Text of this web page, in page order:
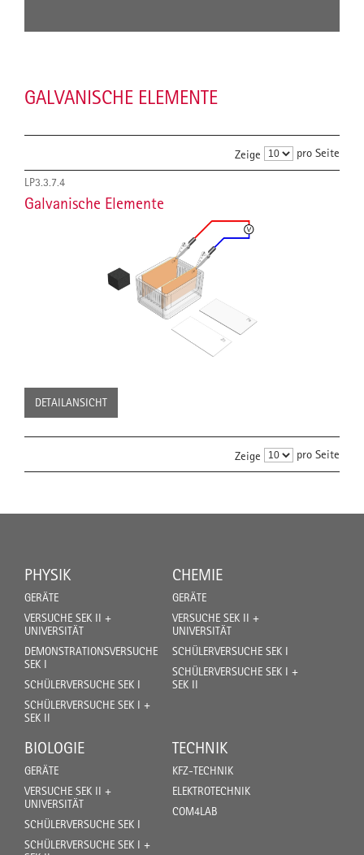
GALVANISCHE ELEMENTE
Zeige pro Seite
LP3.3.7.4
Galvanische Elemente
DETAILANSICHT
Zeige pro Seite
PHYSIK
GERÄTE
VERSUCHE SEK II +
UNIVERSITÄT
DEMONSTRATIONSVERSUCHE
SEK I
SCHÜLERVERSUCHE SEK I
SCHÜLERVERSUCHE SEK I +
SEK II
CHEMIE
GERÄTE
VERSUCHE SEK II +
UNIVERSITÄT
SCHÜLERVERSUCHE SEK I
SCHÜLERVERSUCHE SEK I +
SEK II
BIOLOGIE
GERÄTE
VERSUCHE SEK II +
UNIVERSITÄT
SCHÜLERVERSUCHE SEK I
SCHÜLERVERSUCHE SEK I +
TECHNIK
KFZ-TECHNIK
ELEKTROTECHNIK
COM4LAB